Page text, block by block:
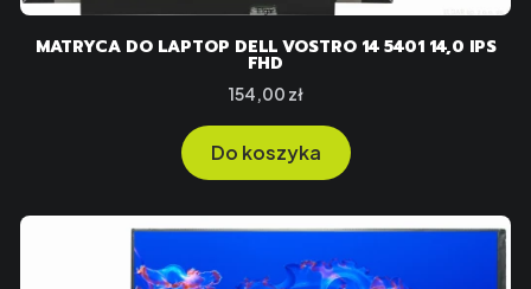
MATRYCA DO LAPTOP DELL VOSTRO 14 5401 14,0 IPS
FHD
Cena
154,00 zł
Do koszyka